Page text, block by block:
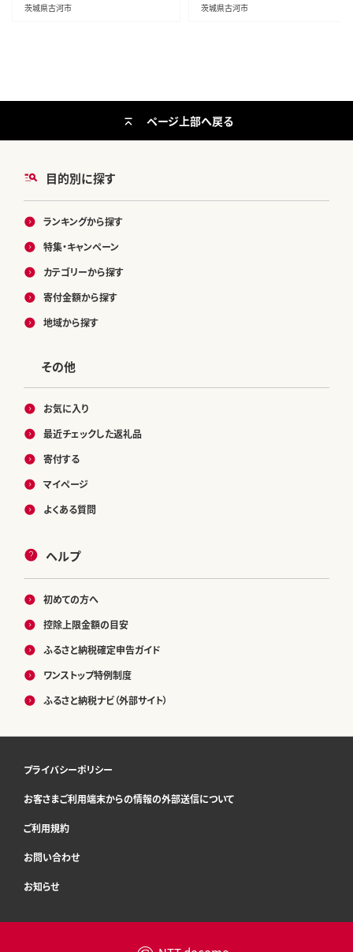
セット 詰合せ 詰め合わせ 飲み比べ
茨城県古河市
フト_BD05
茨城県古河市
目的別に探す
ランキングから探す
特集・キャンペーン
カテゴリーから探す
寄付金額から探す
地域から探す
その他
お気に入り
最近チェックした返礼品
寄付する
マイページ
よくある質問
ヘルプ
初めての方へ
控除上限金額の目安
ふるさと納税確定申告ガイド
ワンストップ特例制度
ふるさと納税ナビ（外部サイト）
ページ上部へ戻る
プライバシーポリシー
お客さまご利用端末からの情報の外部送信について
ご利用規約
お問い合わせ
お知らせ